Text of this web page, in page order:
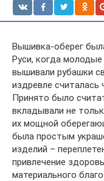
Вышивка-оберег
Руси, когда
вышивали рубашки
издревле
Принято было
вкладывали не
их мощной
была простым
изделий –
привлечение
материального